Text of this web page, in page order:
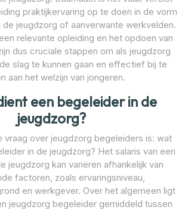
praktijkervaring op te doen in de vorm
de jeugdzorg of aanverwante werkvelden.
relevante opleiding en het opdoen van
dus cruciale stappen om als jeugdzorg
slag te kunnen gaan en effectief bij te
aan het welzijn van jongeren.
een begeleider in de
jeugdzorg?
vraag over jeugdzorg begeleiders is: wat
in de jeugdzorg? Het salaris van een
jeugdzorg kan variëren afhankelijk van
factoren, zoals ervaringsniveau,
en werkgever. Over het algemeen ligt
jeugdzorg begeleider gemiddeld tussen